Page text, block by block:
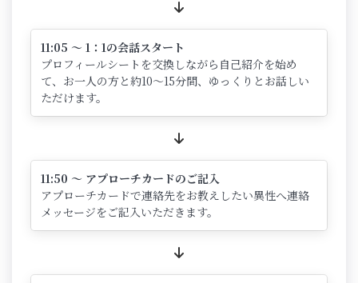
11:05 ～ 1：1の会話スタート
プロフィールシートを交換しながら自己紹介を始め
て、お一人の方と約10～15分間、ゆっくりとお話しい
ただけます。
11:50 ～ アプローチカードのご記入
アプローチカードで連絡先をお教えしたい異性へ連絡
メッセージをご記入いただきます。